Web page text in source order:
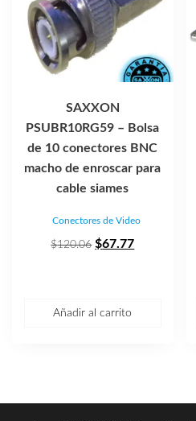
SAXXON
PSUBR10RG59 – Bolsa
de 10 conectores BNC
macho de enroscar para
cable siames
Conectores de Video
$120.06 El
$67.77El
Añadir al carrito